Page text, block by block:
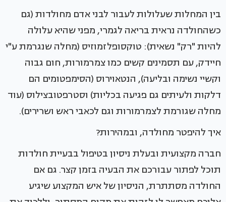
בין המחלות שעלולות לעבור לבני אדם מחולדות (גם
כשהחולדה נראית בריאה לגמרי, מפני שהיא עלולה
להיות "רק" נשאית): טוקסופלזמוזיס (מחלה שנגרמת ע"י
חיידק, עם תסמינים קשים כמו צמרמורות, חום גבוה
וקשיי נשימה ובליעה), הנטאוירוס (הסימפטומים הם
דלקות ולעיתים גם פגיעה בכליות) וסטרפטובצילוס (עוד
מחלה שגורמת לצמרמורות וגם לכאבי ראש ושרירים).
איך להיפטר מחולדה, ובמהירות?
חברה מקצועית ובעלת ניסיון בטיפול בבעיית חולדות
תוכל לפתור עבורכם את הבעיה בזמן קצר. גם אם
החולדה מסתתרת, הניסיון של איש המקצוע שיגיע